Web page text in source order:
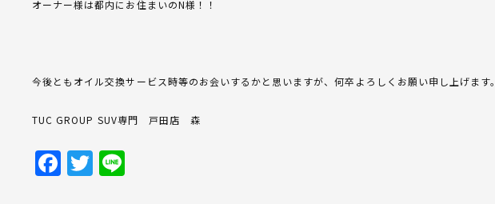
オーナー様は都内にお住まいのN様！！
今後ともオイル交換サービス時等のお会いするかと思いますが、何卒よろしくお願い申し上げます。
TUC GROUP SUV専門 戸田店 森
Facebook
Twitter